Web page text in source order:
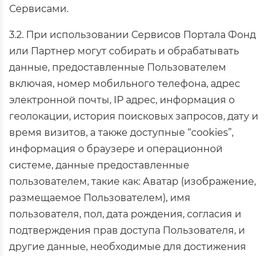
Сервисами.
3.2. При использовании Сервисов Портала Фонд
или Партнер могут собирать и обрабатывать
данные, предоставленные Пользователем
включая, номер мобильного телефона, адрес
электронной почты, IP адрес, информация о
геолокации, история поисковых запросов, дату и
время визитов, а также доступные “cookies”,
информация о браузере и операционной
системе, данные предоставленные
пользователем, такие как: Аватар (изображение,
размещаемое Пользователем), имя
пользователя, пол, дата рождения, согласия и
подтверждения прав доступа Пользователя, и
другие данные, необходимые для достижения